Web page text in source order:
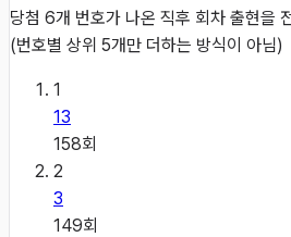
당첨 6개 번호가 나온 직후 회차 출현을
(번호별 상위 5개만 더하는 방식이 아님)
1
13
158회
2
3
149회